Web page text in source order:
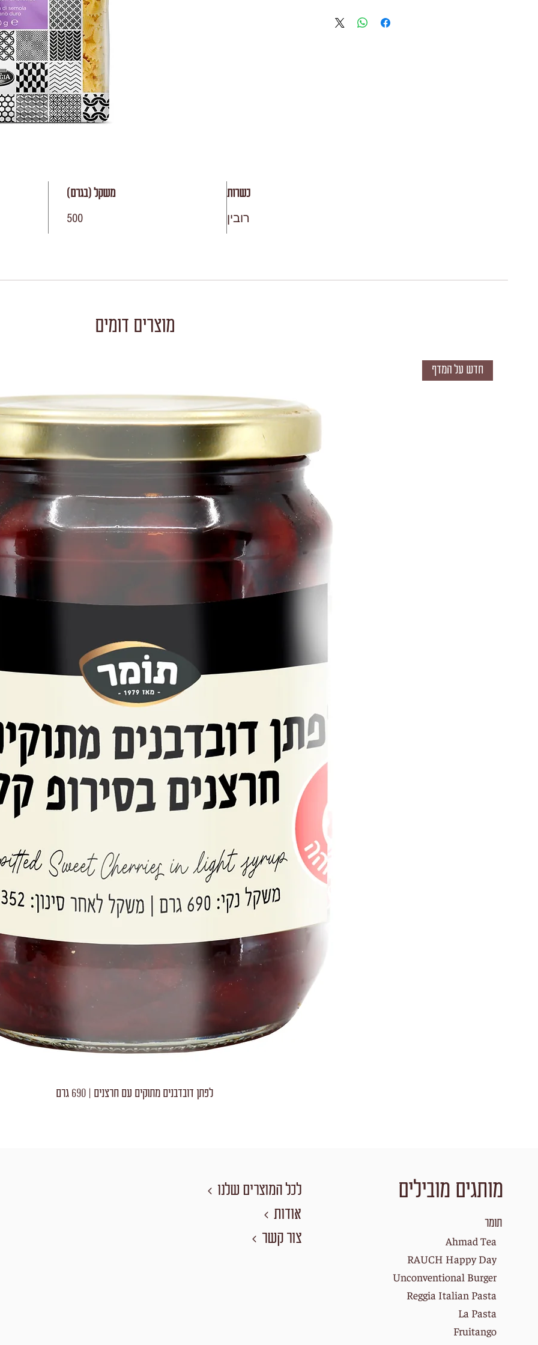
כשרות
רובין
משקל (בגרם)
500
מוצרים דומים
חדש על המדף
לפתן דובדבנים מתוקים עם חרצנים | 690 גרם
לכל המוצרים שלנו
אודות
צור קשר
מותגים מובילים
תומר
Ahmad Tea
RAUCH Happy Day
Unconventional Burger
Reggia Italian Pasta
La Pasta
Fruitango